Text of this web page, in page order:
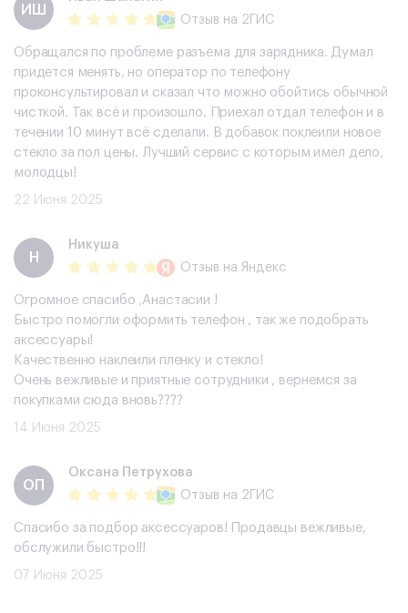
​ИШ
Отзыв на 2ГИС
Обращался по проблеме разъема для зарядника. Думал
придется менять, но оператор по телефону
проконсультировал и сказал что можно обойтись обычной
чисткой. Так всё и произошло. Приехал отдал телефон и в
течении 10 минут всё сделали. В добавок поклеили новое
стекло за пол цены. Лучший сервис с которым имел дело,
молодцы!
22 Июня 2025
Н
Никуша
Отзыв на Яндекс
Огромное спасибо ,Анастасии !
Быстро помогли оформить телефон , так же подобрать
аксессуары!
Качественно наклеили пленку и стекло!
Очень вежливые и приятные сотрудники , вернемся за
покупками сюда вновь????
14 Июня 2025
​ОП
​Оксана Петрухова
Отзыв на 2ГИС
Спасибо за подбор аксессуаров! Продавцы вежливые,
обслужили быстро!!!
07 Июня 2025